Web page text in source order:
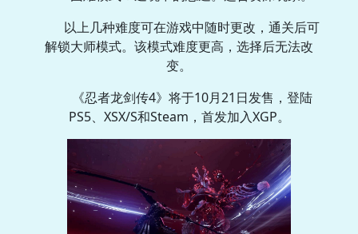
以上几种难度可在游戏中随时更改，通关后可
解锁大师模式。该模式难度更高，选择后无法改
变。
《忍者龙剑传4》将于10月21日发售，登陆
PS5、XSX/S和Steam，首发加入XGP。